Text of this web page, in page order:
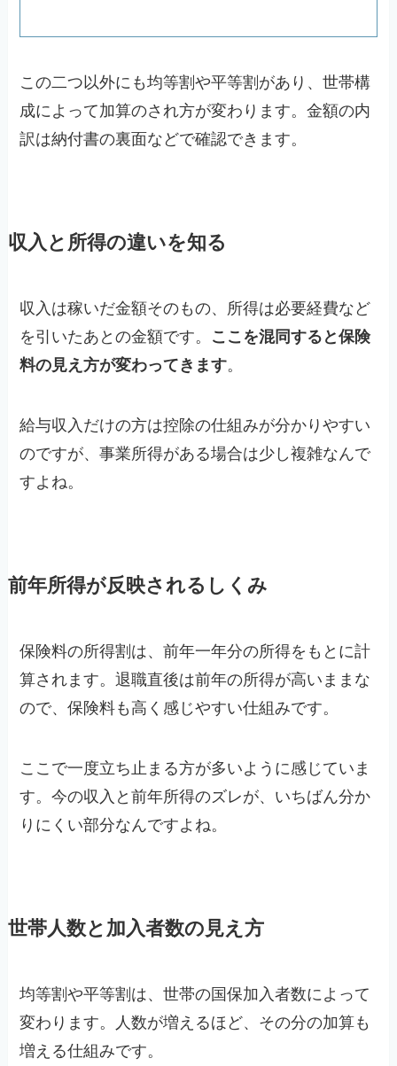
この二つ以外にも均等割や平等割があり、世帯構
成によって加算のされ方が変わります。金額の内
訳は納付書の裏面などで確認できます。
収入と所得の違いを知る
収入は稼いだ金額そのもの、所得は必要経費など
を引いたあとの金額です。 ここを混同すると保険
料の見え方が変わってきます。
給与収入だけの方は控除の仕組みが分かりやすい
のですが、事業所得がある場合は少し複雑なんで
すよね。
前年所得が反映されるしくみ
保険料の所得割は、前年一年分の所得をもとに計
算されます。退職直後は前年の所得が高いままな
ので、保険料も高く感じやすい仕組みです。
ここで一度立ち止まる方が多いように感じていま
す。今の収入と前年所得のズレが、いちばん分か
りにくい部分なんですよね。
世帯人数と加入者数の見え方
均等割や平等割は、世帯の国保加入者数によって
変わります。人数が増えるほど、その分の加算も
増える仕組みです。